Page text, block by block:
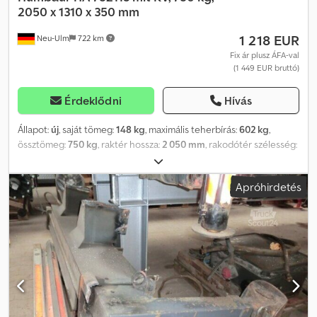
Neu-Ulm 722 km
2050 x 1310 x 350 mm
1 218 EUR
Fix ár plusz ÁFA-val
(1 449 EUR bruttó)
Érdeklődni Hívás
Állapot:új, saját tömeg:148 kg, maximális teherbírás:602 kg,
össztömeg:750 kg, raktér hossza:2 050 mm, rakodótér szélesség:
350 mm
szín:egyéb, építési magasság:870 mm, munkaszélesség:1 760
mm, Gyártó: Humbaur Típus: Alvázas, laposraklapos utánfutó,
alumínium, HA 752113 Megengedett össztömeg: 750 kg
Rakodóképesség: 602 kg Saját tömeg: 148 kg Raktér mérete: 2050
x 1310 x 350 mm Gumiabroncsok: 13 colos Rakodási magasság: 510
mm Tartalmazza a 100 km/h-s engedélyt, összecsukható elülső
fallal - V-alakú vonószerkezet - Forró cinkbevonat - 13 pólusú
csatlakozó - 15 mm vastag padlólemez - Eloxált alumínium
oldalfalak - Süllyesztett zárással ellátott fedél(ek) - 4 db
rögzítőszem, az oldalfalakba integrálva, 400 kg húzóerővel, Dekra
Apróhirdetés